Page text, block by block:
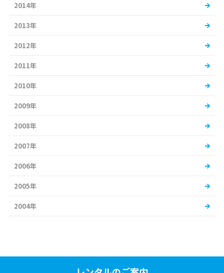
2014年
2013年
2012年
2011年
2010年
2009年
2008年
2007年
2006年
2005年
2004年